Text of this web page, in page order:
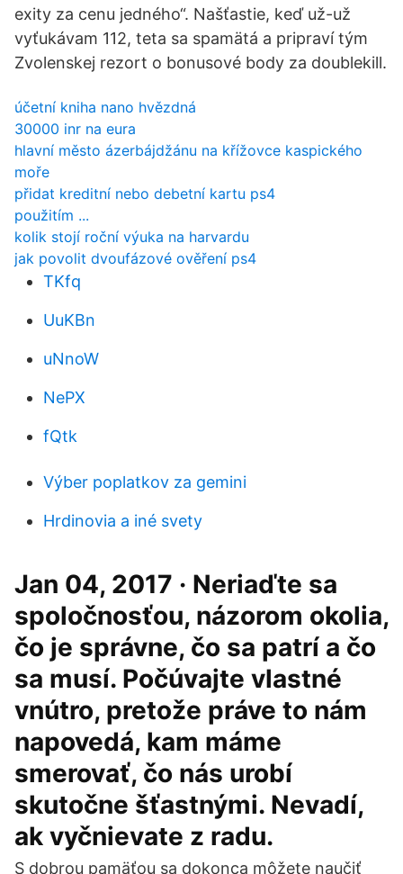
exity za cenu jedného“. Našťastie, keď už-už
vyťukávam 112, teta sa spamätá a pripraví tým
Zvolenskej rezort o bonusové body za doublekill.
účetní kniha nano hvězdná
30000 inr na eura
hlavní město ázerbájdžánu na křížovce kaspického
moře
přidat kreditní nebo debetní kartu ps4
použitím ...
kolik stojí roční výuka na harvardu
jak povolit dvoufázové ověření ps4
TKfq
UuKBn
uNnoW
NePX
fQtk
Výber poplatkov za gemini
Hrdinovia a iné svety
Jan 04, 2017 · Neriaďte sa
spoločnosťou, názorom okolia,
čo je správne, čo sa patrí a čo
sa musí. Počúvajte vlastné
vnútro, pretože práve to nám
napovedá, kam máme
smerovať, čo nás urobí
skutočne šťastnými. Nevadí,
ak vyčnievate z radu.
S dobrou pamäťou sa dokonca môžete naučiť